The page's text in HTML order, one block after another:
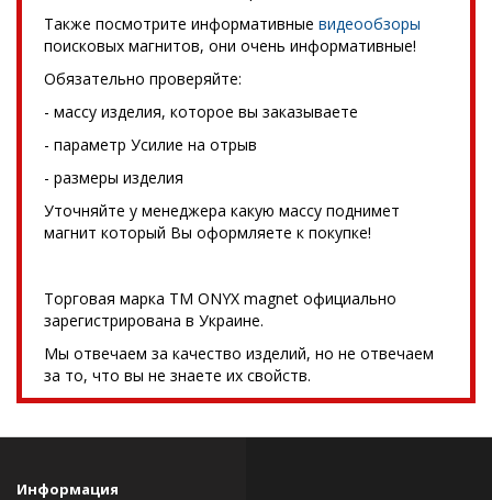
Также посмотрите информативные видеообзоры
поисковых магнитов, они очень информативные!
Обязательно проверяйте:
- массу изделия, которое вы заказываете
- параметр Усилие на отрыв
- размеры изделия
Уточняйте у менеджера какую массу поднимет
магнит который Вы оформляете к покупке!
Торговая марка TM ONYX magnet официально
зарегистрирована в Украине.
Мы отвечаем за качество изделий, но не отвечаем
за то, что вы не знаете их свойств.
Информация